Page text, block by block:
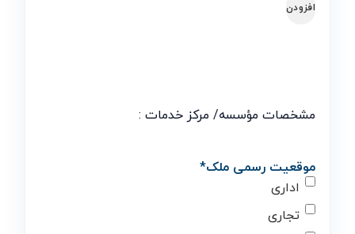
افزودن
مشخصات مؤسسه/ مرکز خدمات :
موقعیت رسمی ملک*
اداری
تجاری